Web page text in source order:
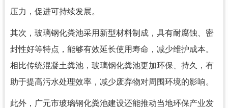
压力，促进可持续发展。
其次，玻璃钢化粪池采用新型材料制成，具有耐腐蚀、密
封性好等特点，能够有效延长使用寿命，减少维护成本。
相比传统混凝土粪池，玻璃钢化粪池更加环保、持久，有
助于提高污水处理效率，减少废弃物对周围环境的影响。
此外，广元市玻璃钢化粪池建设还能推动当地环保产业发